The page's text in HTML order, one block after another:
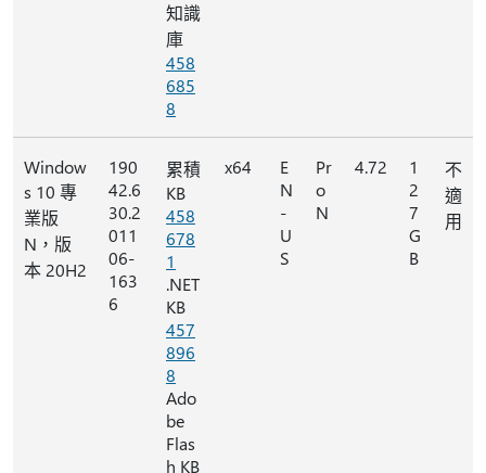
知識
庫
458
685
8
Window
s 10 專
業版
N，版
本 20H2
190
42.6
30.2
011
06-
163
6
累積
KB
458
678
1
.NET
KB
457
896
8
Ado
be
Flas
h KB
x64
E
N
-
U
S
Pr
o
N
4.72
1
2
7
G
B
不
適
用